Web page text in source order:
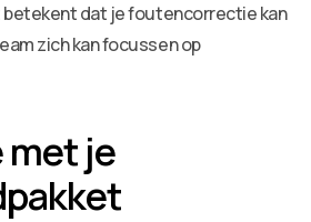
dat je foutencorrectie kan
zich kan focussen op
je